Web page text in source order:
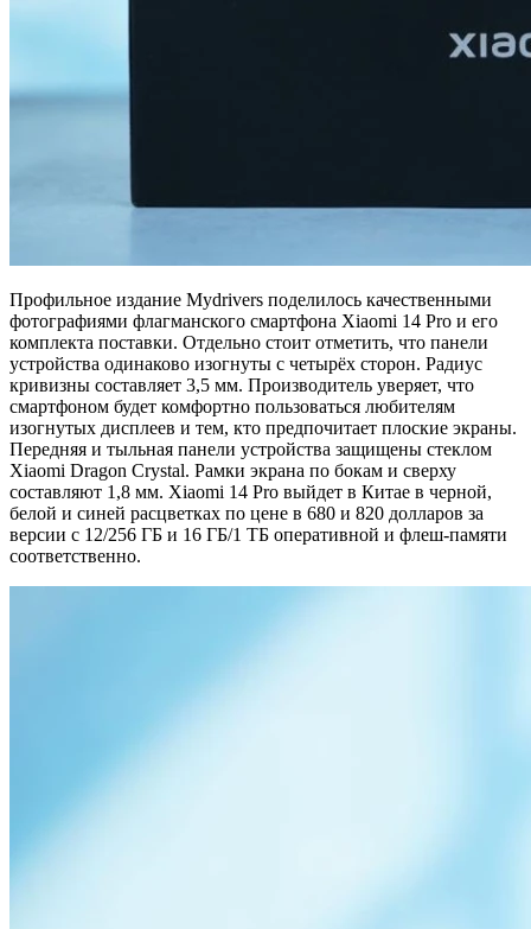
Профильное издание Mydrivers поделилось качественными
фотографиями флагманского смартфона Xiaomi 14 Pro и его
комплекта поставки. Отдельно стоит отметить, что панели
устройства одинаково изогнуты с четырёх сторон. Радиус
кривизны составляет 3,5 мм. Производитель уверяет, что
смартфоном будет комфортно пользоваться любителям
изогнутых дисплеев и тем, кто предпочитает плоские экраны.
Передняя и тыльная панели устройства защищены стеклом
Xiaomi Dragon Crystal. Рамки экрана по бокам и сверху
составляют 1,8 мм. Xiaomi 14 Pro выйдет в Китае в черной,
белой и синей расцветках по цене в 680 и 820 долларов за
версии с 12/256 ГБ и 16 ГБ/1 ТБ оперативной и флеш-памяти
соответственно.